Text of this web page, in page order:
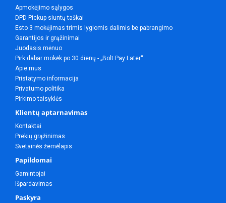
Apmokėjimo sąlygos
DPD Pickup siuntų taškai
Esto 3 mokėjimas trimis lygiomis dalimis be pabrangimo
Garantijos ir grąžinimai
Juodasis mėnuo
Pirk dabar mokėk po 30 dienų - „Bolt Pay Later“
Apie mus
Pristatymo informacija
Privatumo politika
Pirkimo taisyklės
Klientų aptarnavimas
Kontaktai
Prekių grąžinimas
Svetainės žemėlapis
Papildomai
Gamintojai
Išpardavimas
Paskyra